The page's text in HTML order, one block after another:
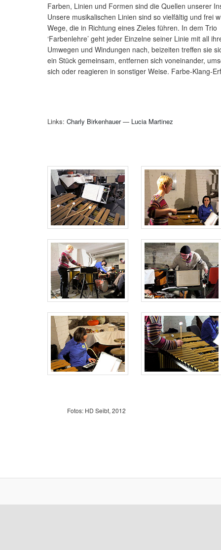
Farben, Linien und Formen sind die Quellen unserer
Unsere musikalischen Linien sind so vielfältig und frei
Wege, die in Richtung eines Zieles führen. In dem Trio
‘Farbenlehre’ geht jeder Einzelne seiner Linie mit all
Umwegen und Windungen nach, beizeiten treffen sie
ein Stück gemeinsam, entfernen sich voneinander,
sich oder reagieren in sonstiger Weise. Farbe-Klang-
Links: Charly Birkenhauer— Lucia Martinez
Fotos: HD Seibt, 2012